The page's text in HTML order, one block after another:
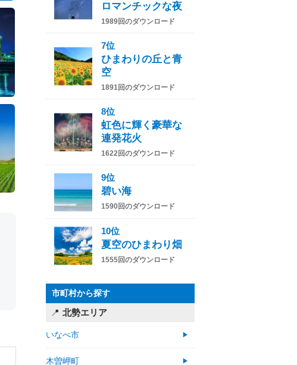
ロマンチックな夜
1989回のダウンロード
7位
ひまわりの丘と青
空
1891回のダウンロード
8位
虹色に輝く豪華な
連発花火
1622回のダウンロード
9位
碧い海
1590回のダウンロード
10位
夏空のひまわり畑
1555回のダウンロード
市町村から探す
北勢エリア
いなべ市
木曽岬町